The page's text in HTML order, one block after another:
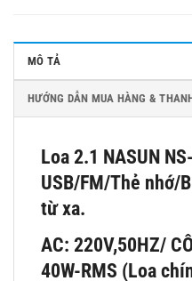
MÔ TẢ
HƯỚNG DẪN MUA HÀNG &
Loa 2.1 NASUN
USB/FM/Thẻ
từ xa.
AC: 220V,50HZ/
40W-RMS (Loa